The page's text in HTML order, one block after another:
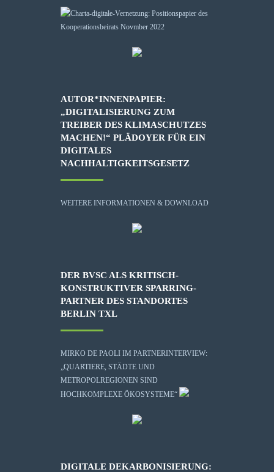
AUTOR*INNENPAPIER:
„DIGITALISIERUNG ZUM
TREIBER DES KLIMASCHUTZES
MACHEN!“ PLÄDOYER FÜR EIN
DIGITALES
NACHHALTIGKEITSGESETZ
WEITERE INFORMATIONEN & DOWNLOAD
DER BVSC ALS KRITISCH-
KONSTRUKTIVER SPARRING-
PARTNER DES STANDORTES
BERLIN TXL
MIRKO DE PAOLI IM PARTNERINTERVIEW:
„QUARTIERE, STÄDTE UND
METROPOLREGIONEN SIND
HOCHKOMPLEXE ÖKOSYSTEME“
DIGITALE DEKARBONISIERUNG: